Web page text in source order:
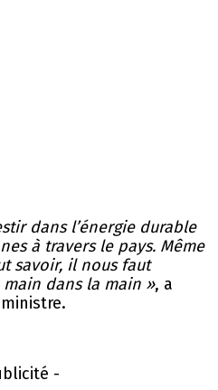
dans l’énergie durable
à travers le pays. Même
savoir, il nous faut
dans la main », a
-